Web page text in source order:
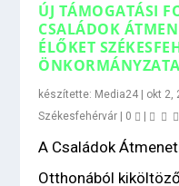
ÚJ TÁMOGATÁSI
CSALÁDOK
ÉLŐKET
ÖNKORMÁNYZATA
készítette: Media24 okt 2,
Székesfehérvár
0
A Családok
Otthonából